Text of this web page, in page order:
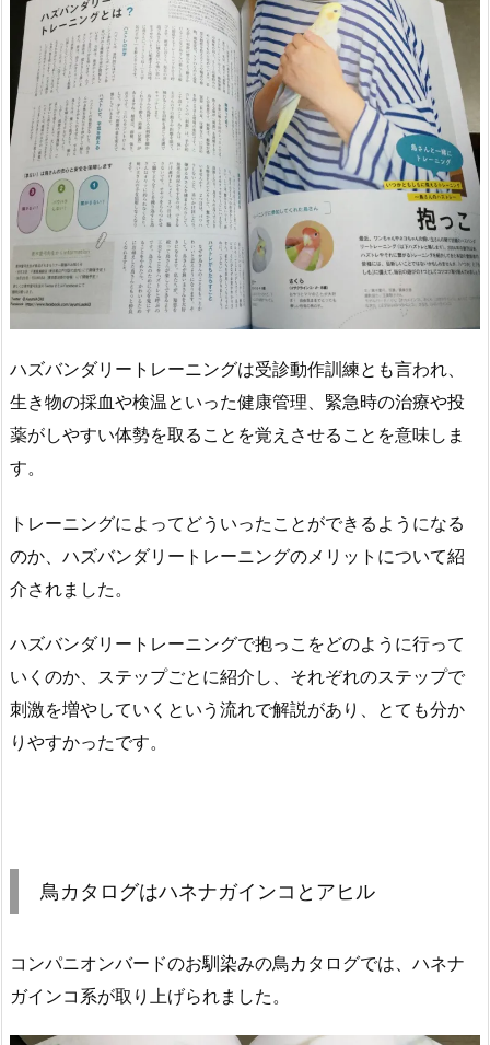
ハズバンダリートレーニングは受診動作訓練とも言われ、
生き物の採血や検温といった健康管理、緊急時の治療や投
薬がしやすい体勢を取ることを覚えさせることを意味しま
す。
トレーニングによってどういったことができるようになる
のか、ハズバンダリートレーニングのメリットについて紹
介されました。
ハズバンダリートレーニングで抱っこをどのように行って
いくのか、ステップごとに紹介し、それぞれのステップで
刺激を増やしていくという流れで解説があり、とても分か
りやすかったです。
鳥カタログはハネナガインコとアヒル
コンパニオンバードのお馴染みの鳥カタログでは、ハネナ
ガインコ系が取り上げられました。